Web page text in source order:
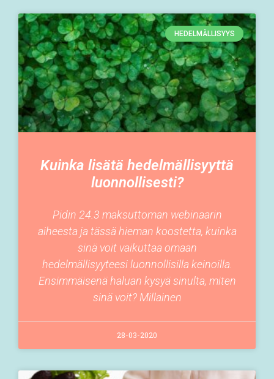
HEDELMÄLLISYYS
Kuinka lisätä hedelmällisyyttä
luonnollisesti?
Pidin 24.3 maksuttoman webinaarin
aiheesta ja tässä hieman koostetta, kuinka
sinä voit vaikuttaa omaan
hedelmällisyyteesi luonnollisilla keinoilla.
Ensimmäisenä haluan kysyä sinulta, miten
sinä voit? Millainen
28-03-2020